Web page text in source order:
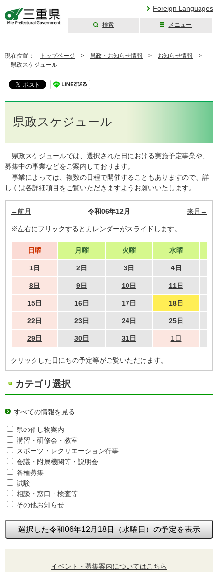
Foreign Languages
検索 メニュー
現在位置： トップページ > 県政・お知らせ情報 > お知らせ情報 >
県政スケジュール
県政スケジュール
県政スケジュールでは、選択された日における実施予定事業や、
募集中の事業などをご案内しております。
事業によっては、複数の日程で開催することもありますので、詳
しくは各詳細項目をご覧いただきますようお願いいたします。
←前月 令和06年12月 来月→
※左右にフリックするとカレンダーがスライドします。
日曜 月曜 火曜 水曜
1日 2日 3日 4日
8日 9日 10日 11日
15日 16日 17日 18日
22日 23日 24日 25日
29日 30日 31日 1日
クリックした日にちの予定等がご覧いただけます。
カテゴリ選択
すべての情報を見る
県の催し物案内
講習・研修会・教室
スポーツ・レクリエーション行事
会議・附属機関等・説明会
各種募集
試験
相談・窓口・検査等
その他お知らせ
選択した令和06年12月18日（水曜日）の予定を表示
イベント・募集案内についてはこちら